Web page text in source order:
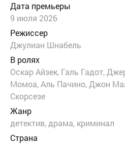
Дата премьеры
9 июля 2026
Режиссер
Джулиан Шнабель
В ролях
Оскар Айзек, Галь Гадот,
Момоа, Аль Пачино, Джон
Скорсезе
Жанр
детектив, драма, криминал
Страна